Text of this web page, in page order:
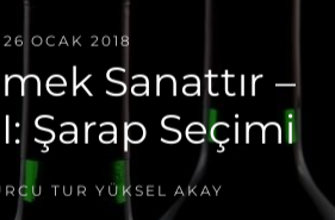
26 OCAK 2018
Sanattır –
Şarap Seçimi
TUR YÜKSEL AKAY